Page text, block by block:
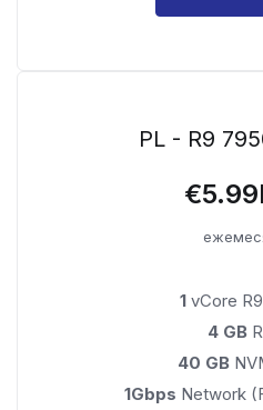
PL - R9
1 vCore
4 GB
40 GB
1Gbps Network